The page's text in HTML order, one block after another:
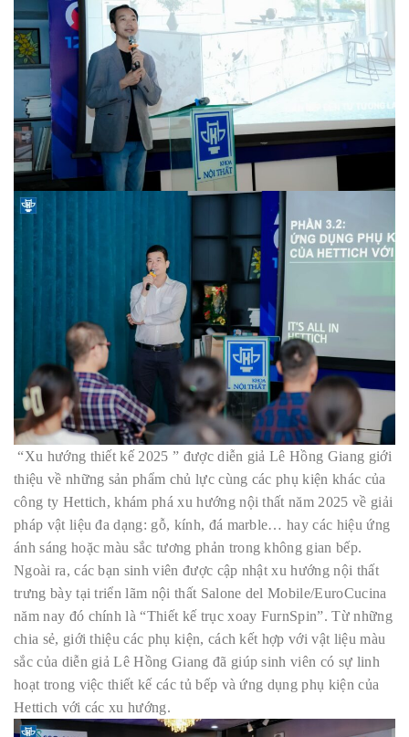
“Xu hướng thiết kế 2025 ” được diễn giả Lê Hồng Giang giới
thiệu về những sản phẩm chủ lực cùng các phụ kiện khác của
công ty Hettich, khám phá xu hướng nội thất năm 2025 về giải
pháp vật liệu đa dạng: gỗ, kính, đá marble… hay các hiệu ứng
ánh sáng hoặc màu sắc tương phản trong không gian bếp.
Ngoài ra, các bạn sinh viên được cập nhật xu hướng nội thất
trưng bày tại triển lãm nội thất Salone del Mobile/EuroCucina
năm nay đó chính là “Thiết kế trục xoay FurnSpin”. Từ những
chia sẻ, giới thiệu các phụ kiện, cách kết hợp với vật liệu màu
sắc của diễn giả Lê Hồng Giang đã giúp sinh viên có sự linh
hoạt trong việc thiết kế các tủ bếp và ứng dụng phụ kiện của
Hettich với các xu hướng.